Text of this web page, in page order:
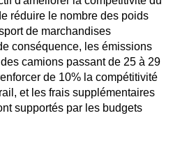
réduire le nombre des poids
de marchandises
conséquence, les émissions
camions passant de 25 à 29
de 10% la compétitivité
et les frais supplémentaires
supportés par les budgets